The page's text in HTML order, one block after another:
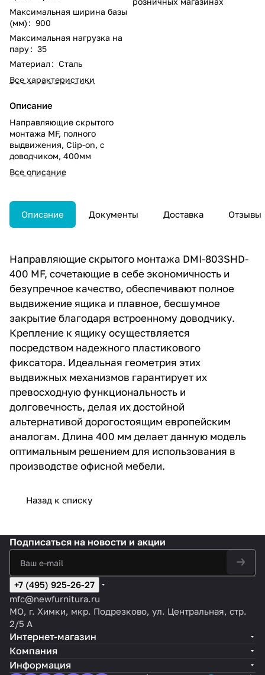
Максимальная ширина базы
(мм) : 900
Максимальная нагрузка на
пару: 35
Материал : Сталь
Все характеристики
Описание
Направляющие скрытого
монтажа MF, полного
выдвижения, Clip-on, с
доводчиком, 400мм
Все описание
Описание Документы Доставка Отзывы
Направляющие скрытого монтажа DMI-803SHD-
400 MF, сочетающие в себе экономичность и
безупречное качество, обеспечивают полное
выдвижение ящика и плавное, бесшумное
закрытие благодаря встроенному доводчику.
Крепление к ящику осуществляется
посредством надежного пластикового
фиксатора. Идеальная геометрия этих
выдвижных механизмов гарантирует их
превосходную функциональность и
долговечность, делая их достойной
альтернативой дорогостоящим европейским
аналогам. Длина 400 мм делает данную модель
оптимальным решением для использования в
производстве офисной мебели.
Назад к списку
Подписаться на новости и акции
+7 (495) 925-26-27
mfc@newfurnitura.ru
МО, г. Химки, мкр. Подрезково, ул. Центральная, стр.
2/5 А
Интернет-магазин
Компания
Информация